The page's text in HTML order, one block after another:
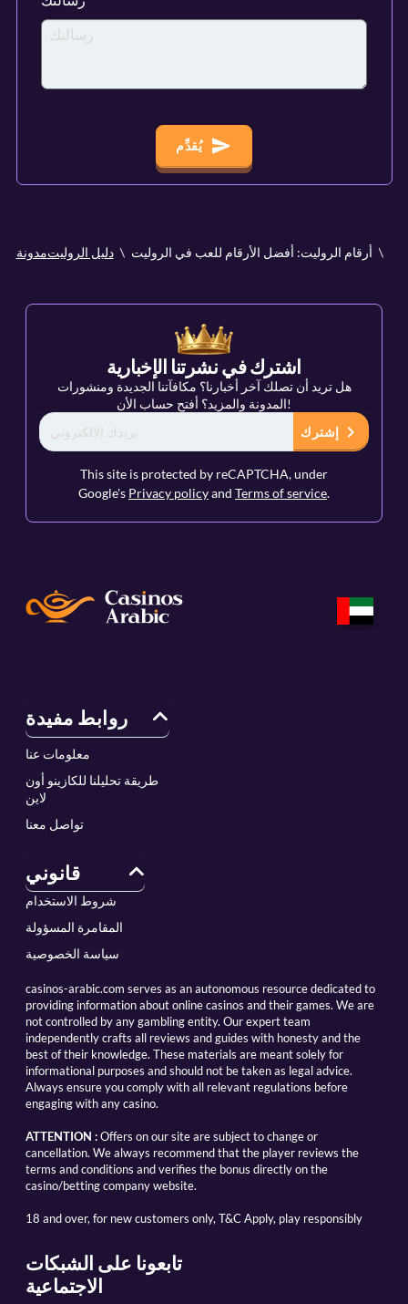
يُقدِّم
مدونةدليل الروليت أرقام الروليت: أفضل الأرقام للعب في الروليت
اشترك في نشرتنا الإخبارية
هل تريد أن تصلك آخر أخبارنا؟ مكافآتنا الجديدة ومنشورات
المدونة والمزيد؟ أفتح حساب الأن!
إشترك
This site is protected by reCAPTCHA, under
Google's Privacy policyand Terms of service.
روابط مفيدة
معلومات عنا
طريقة تحليلنا للكازينو أون
لاين
تواصل معنا
قانوني
شروط الاستخدام
المقامرة المسؤولة
سياسة الخصوصية
casinos-arabic.com serves as an autonomous resource dedicated to
providing information about online casinos and their games. We are
not controlled by any gambling entity. Our expert team
independently crafts all reviews and guides with honesty and the
best of their knowledge. These materials are meant solely for
informational purposes and should not be taken as legal advice.
Always ensure you comply with all relevant regulations before
engaging with any casino.
ATTENTION : Offers on our site are subject to change or
cancellation. We always recommend that the player reviews the
terms and conditions and verifies the bonus directly on the
casino/betting company website.
18 and over, for new customers only, T&C Apply, play responsibly
تابعونا على الشبكات
الاجتماعية